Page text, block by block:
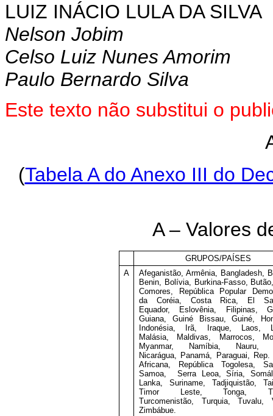
LUIZ INÁCIO LULA DA SILVA
Nelson Jobim
Celso Luiz Nunes Amorim
Paulo Bernardo Silva
Este texto não substitui o
(Tabela A do Anexo III do
A – Valores
GRUPOS/PAÍSES
A
Afeganistão, Armênia, Bangladesh,
Benin, Bolívia, Burkina-Fasso,
Comores, República Popular
da Coréia, Costa Rica, El
Equador, Eslovênia, Filipinas,
Guiana, Guiné Bissau, Guiné,
Indonésia, Irã, Iraque, Laos,
Malásia, Maldivas, Marrocos,
Myanmar, Namíbia, Nauru,
Nicarágua, Panamá, Paraguai, Rep.
Africana, República Togolesa,
Samoa, Serra Leoa, Síria,
Lanka, Suriname, Tadjiquistão,
Timor Leste, Tonga,
Turcomenistão, Turquia, Tuvalu,
Zimbábue.